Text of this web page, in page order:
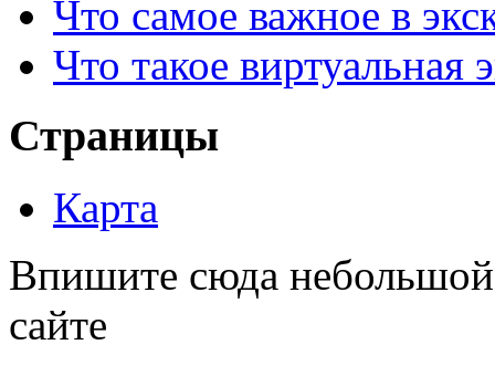
Что самое важное в
Что такое виртуальная
Страницы
Карта
Впишите сюда
сайте